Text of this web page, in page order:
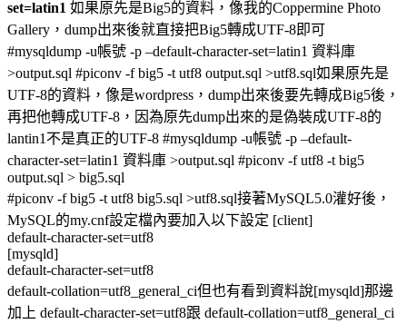
set=latin1 如果原先是Big5的資料，像我的Coppermine Photo
Gallery，dump出來後就直接把Big5轉成UTF-8即可
#mysqldump -u帳號 -p –default-character-set=latin1 資料庫
>output.sql #piconv -f big5 -t utf8 output.sql >utf8.sql如果原先是
UTF-8的資料，像是wordpress，dump出來後要先轉成Big5後，
再把他轉成UTF-8，因為原先dump出來的是偽裝成UTF-8的
lantin1不是真正的UTF-8 #mysqldump -u帳號 -p –default-
character-set=latin1 資料庫 >output.sql #piconv -f utf8 -t big5
output.sql > big5.sql
#piconv -f big5 -t utf8 big5.sql >utf8.sql接著MySQL5.0灌好後，
MySQL的my.cnf設定檔內要加入以下設定 [client]
default-character-set=utf8
[mysqld]
default-character-set=utf8
default-collation=utf8_general_ci但也有看到資料說[mysqld]那邊
加上 default-character-set=utf8跟 default-collation=utf8_general_ci